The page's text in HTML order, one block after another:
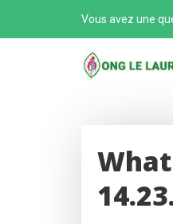
Vous avez une